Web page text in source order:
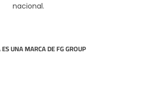
nacional.
ES UNA MARCA DE FG GROUP